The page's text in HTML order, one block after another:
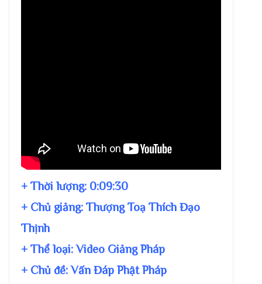
+ Thời lượng: 0:09:30
+ Chủ giảng: Thượng Toạ Thích Đạo
Thịnh
+ Thể loại: Video Giảng Pháp
+ Chủ đề:Vấn Đáp Phật Pháp